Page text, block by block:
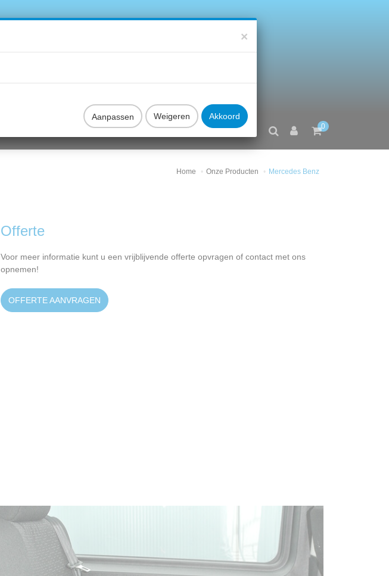
0
Home Onze Producten Mercedes Benz
Offerte
Voor meer informatie kunt u een vrijblijvende offerte opvragen of contact met ons
opnemen!
OFFERTE AANVRAGEN
×
Aanpassen